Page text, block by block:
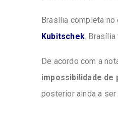
o
k
p
Brasília completa no
Kubitschek .
De acordo com a
impossibilidade de
posterior ainda a ser